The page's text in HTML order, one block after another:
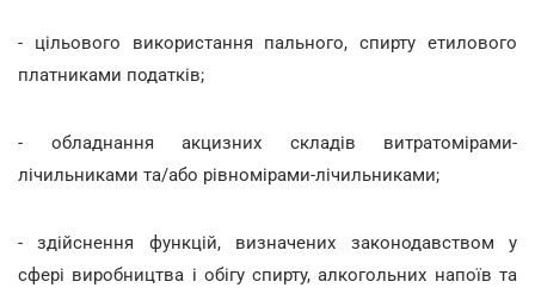
- цільового використання пального, спирту етилового
платниками податків;
- обладнання акцизних складів витратомірами-
лічильниками та/або рівномірами-лічильниками;
- здійснення функцій, визначених законодавством у
сфері виробництва і обігу спирту, алкогольних напоїв та